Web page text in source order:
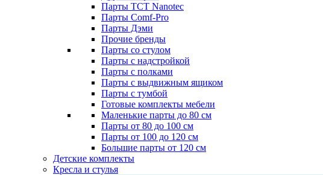
Парты TCT Nanotec
Парты Comf-Pro
Парты Дэми
Прочие бренды
Парты со стулом
Парты с надстройкой
Парты с полками
Парты с выдвижным ящиком
Парты с тумбой
Готовые комплекты мебели
Маленькие парты до 80 см
Парты от 80 до 100 см
Парты от 100 до 120 см
Большие парты от 120 см
Детские комплекты
Кресла и стулья